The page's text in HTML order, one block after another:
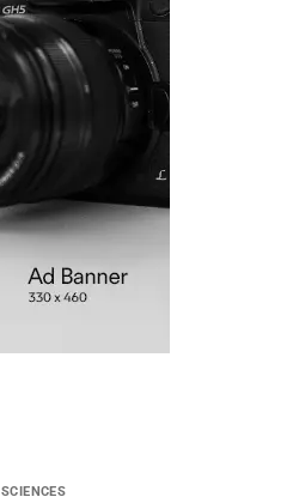
SCIENCES